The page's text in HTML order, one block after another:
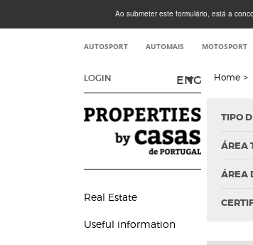
Ao submeter este formulário, está a
AUTOSPORT AUTOMAIS MOTOSPORT
LOGIN ENG
Real Estate
Useful information
Home >
TIPO
ÁREA
ÁREA